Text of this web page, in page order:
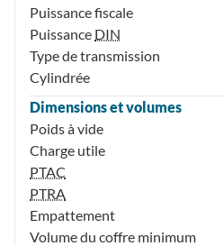
Puissance fiscale
Puissance DIN
Type de transmission
Cylindrée
Dimensions et volumes
Poids à vide
Charge utile
PTAC
PTRA
Empattement
Volume du coffre minimum